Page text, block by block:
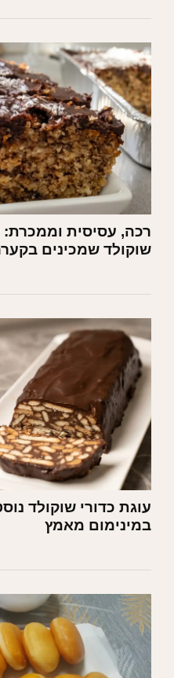
רכה, עסיסית וממכרת:
שוקולד שמכינים
עוגת כדורי שוקולד
במינימום מאמץ